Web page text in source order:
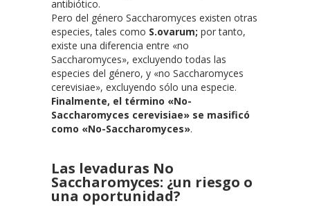
antibiótico.
Pero del género Saccharomyces existen otras
especies, tales como S.ovarum; por tanto,
existe una diferencia entre «no
Saccharomyces», excluyendo todas las
especies del género, y «no Saccharomyces
cerevisiae», excluyendo sólo una especie.
Finalmente, el término «No-
Saccharomyces cerevisiae» se masificó
como «No-Saccharomyces».
Las levaduras No
Saccharomyces: ¿un riesgo o
una oportunidad?